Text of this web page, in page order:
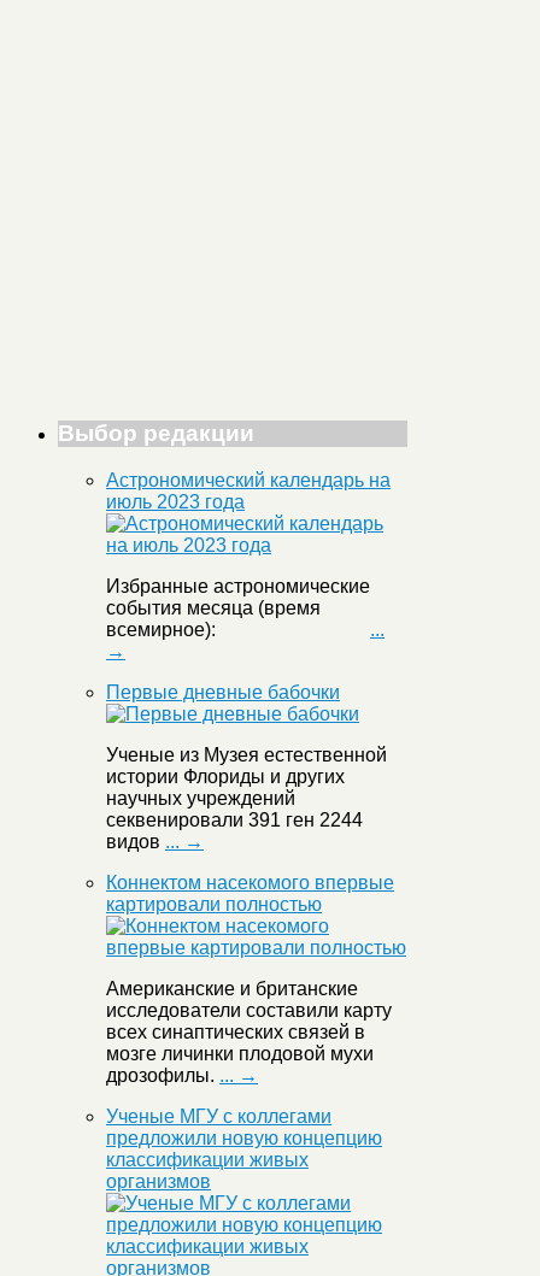
Выбор редакции
Астрономический календарь на
июль 2023 года
Избранные астрономические
события месяца (время
всемирное): ...
→
Первые дневные бабочки
Ученые из Музея естественной
истории Флориды и других
научных учреждений
секвенировали 391 ген 2244
видов ... →
Коннектом насекомого впервые
картировали полностью
Американские и британские
исследователи составили карту
всех синаптических связей в
мозге личинки плодовой мухи
дрозофилы. ... →
Ученые МГУ с коллегами
предложили новую концепцию
классификации живых
организмов